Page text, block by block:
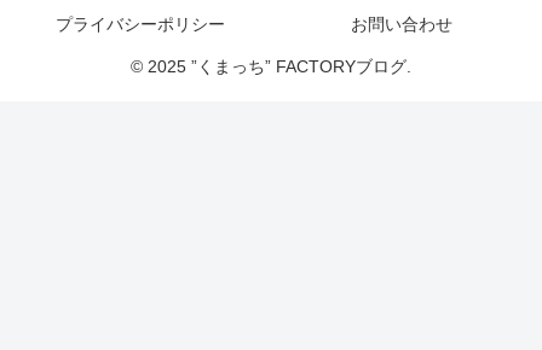
プライバシーポリシー
お問い合わせ
© 2025 ”くまっち” FACTORYブログ.